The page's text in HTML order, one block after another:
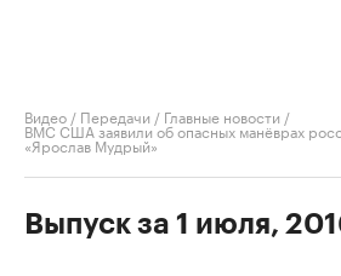
Видео / Передачи / Главные новости /
ВМС США заявили об опасных манёврах
«Ярослав Мудрый»
Выпуск за 1 июля,